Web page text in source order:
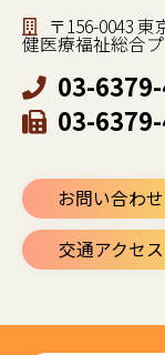
〒156-0043
健医療福祉総合
03-
03-
お問い合わせ
交通アクセス